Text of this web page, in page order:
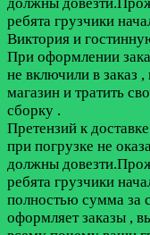
ребята грузчики
Виктория и
При оформлении
не включили в заказ
магазин и тратить
сборку .
Претензий к
при погрузке не
должны
ребята грузчики
полностью сумма за
оформляет заказы ,